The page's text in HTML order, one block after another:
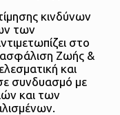
κινδύνων
των
στο
ασφάλιση Ζωής &
και
συνδυασμό με
και των